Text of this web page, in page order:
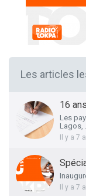
Les articles
16 ans
Les
Lagos,
Il y a 7
Il y a 7